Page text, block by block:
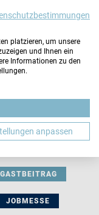
BEWERBUNG
GASTBEITRAG
JOBMESSE
platzieren, um unsere
und Ihnen ein
Informationen zu den
anpassen